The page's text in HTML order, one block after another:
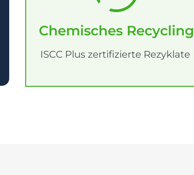
Chemisches Recycling
ISCC Plus zertifizierte Rezyklate